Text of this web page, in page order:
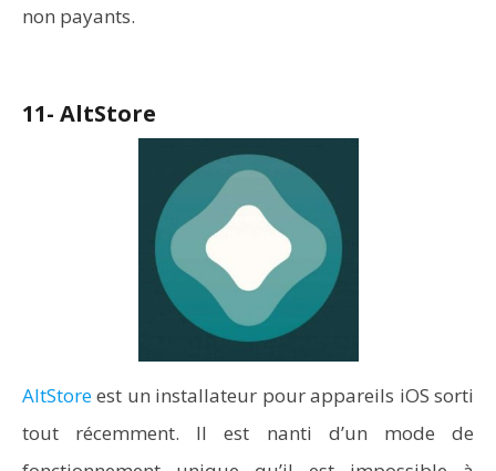
non payants.
11- AltStore
AltStoreest un installateur pour appareils iOS sorti
tout récemment. Il est nanti d’un mode de